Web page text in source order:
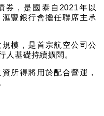
券，是國泰自2021年以
豐銀行會擔任聯席主承
模，是首宗航空公司公
人基礎持續擴闊。
所得將用於配合營運，